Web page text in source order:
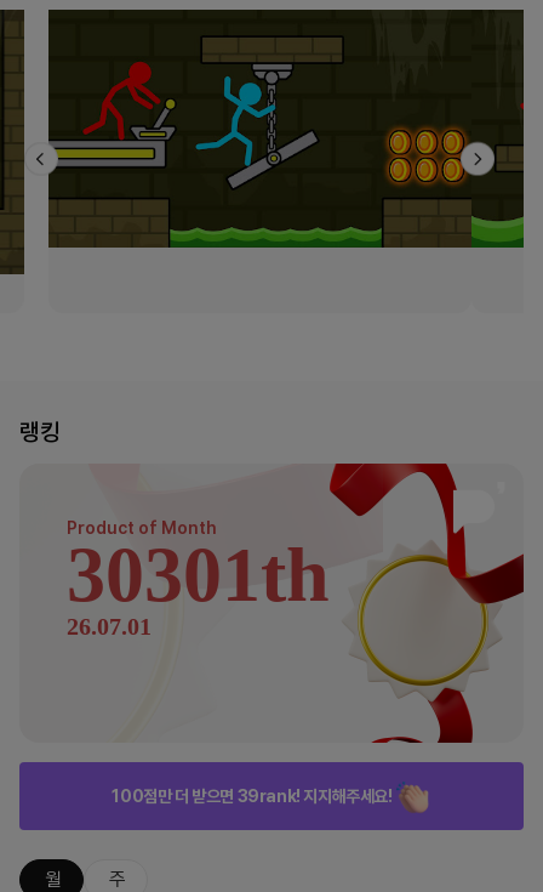
랭킹
Product of Month
30301th
26.07.01
100점만 더 받으면 39rank! 지지해주세요!
월 주